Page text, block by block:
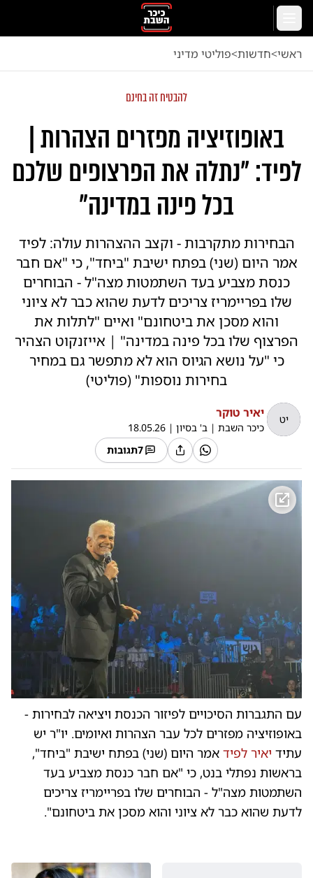
דלג לתוכן הראשי
ראשי<חדשות<פוליטי מדיני
להבטיח זה בחינם
באופוזיציה מפזרים הצהרות |
לפיד: "נתלה את הפרצופים שלכם
בכל פינה במדינה"
הבחירות מתקרבות - וקצב ההצהרות עולה: לפיד
אמר היום (שני) בפתח ישיבת "ביחד", כי "אם חבר
כנסת מצביע בעד השתמטות מצה"ל - הבוחרים
שלו בפריימריז צריכים לדעת שהוא כבר לא ציוני
והוא מסכן את ביטחונם" ואיים "לתלות את
הפרצוף שלו בכל פינה במדינה" | אייזנקוט הצהיר
כי "על נושא הגיוס הוא לא מתפשר גם במחיר
בחירות נוספות" (פוליטי)
יט יאיר טוקר
כיכר השבת | ב' בסיון |
18.05.26
7תגובות
עם התגברות הסיכויים לפיזור הכנסת ויציאה לבחירות -
באופוזיציה מפזרים לכל עבר הצהרות ואיומים. יו"ר יש
עתיד יאיר לפיד אמר היום (שני) בפתח ישיבת "ביחד",
בראשות נפתלי בנט, כי "אם חבר כנסת מצביע בעד
השתמטות מצה"ל - הבוחרים שלו בפריימריז צריכים
לדעת שהוא כבר לא ציוני והוא מסכן את ביטחונם".